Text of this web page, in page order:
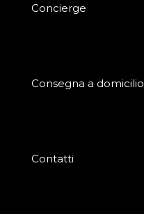
Concierge
Consegna a domicilio
Contatti